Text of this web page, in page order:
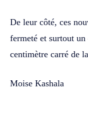
De leur côté, ces
fermeté et surtout un
centimètre carré de
Moise Kashala